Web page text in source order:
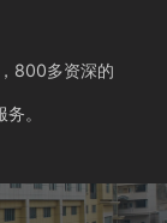
800多资深的
。